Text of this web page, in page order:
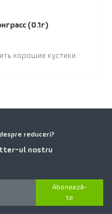
(0.1г)
хорошие кустики..
reduceri?
ul nostru
Abonează-
te